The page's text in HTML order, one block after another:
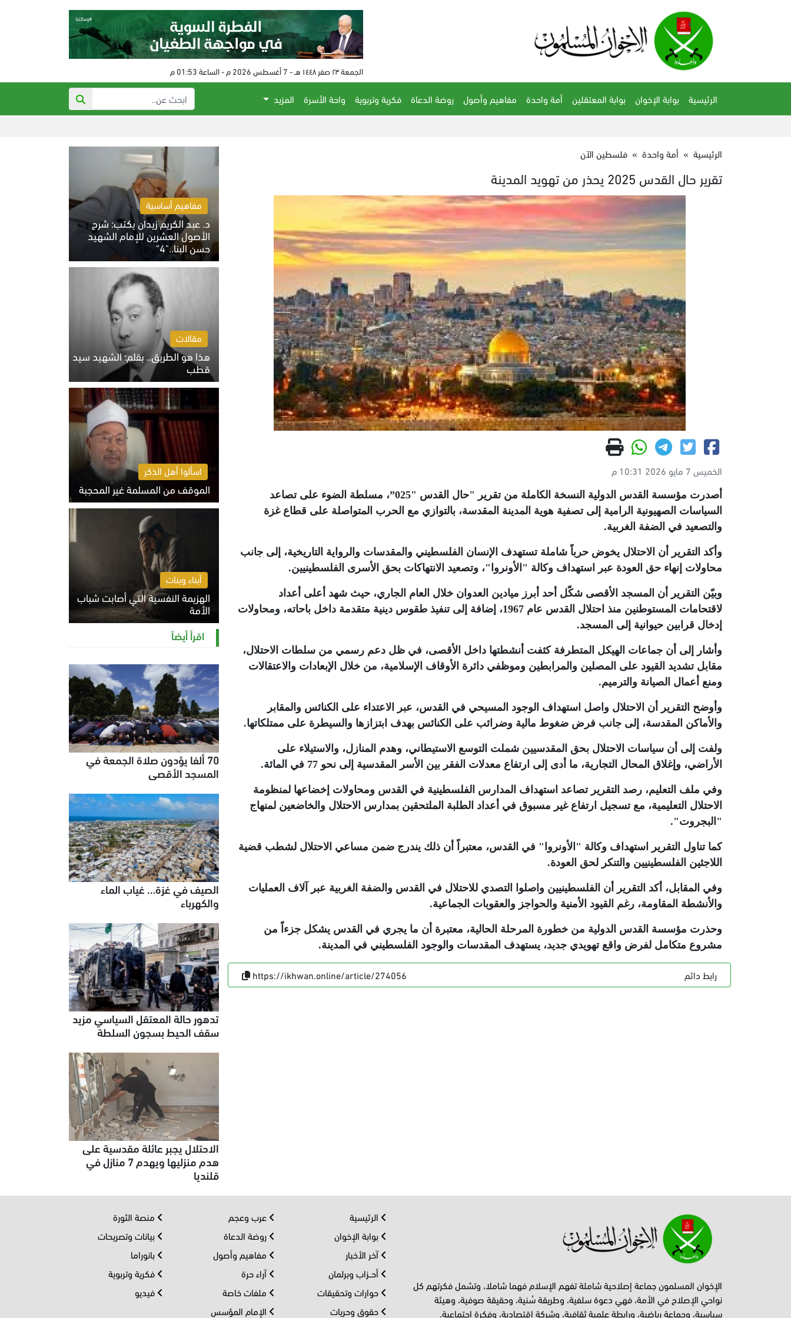
الجمعة ٢٣ صفر ١٤٤٨ هـ - 7 أغسطس 2026 م - الساعة 01:53 م
الرئيسية بوابة الإخوان بوابة المعتقلين أمة واحدة مفاهيم وأصول روضة الدعاة فكرية وتربوية واحة الأسرة
المزيد
الرئيسية » أمة واحدة » فلسطين الآن
تقرير حال القدس 2025 يحذر من تهويد المدينة
الخميس 7 مايو 2026 10:31 م
أصدرت مؤسسة القدس الدولية النسخة الكاملة من تقرير "حال القدس "025”، مسلطة الضوء على تصاعد
السياسات الصهيونية الرامية إلى تصفية هوية المدينة المقدسة، بالتوازي مع الحرب المتواصلة على قطاع غزة
والتصعيد في الضفة الغربية.
وأكد التقرير أن الاحتلال يخوض حرباً شاملة تستهدف الإنسان الفلسطيني والمقدسات والرواية التاريخية، إلى جانب
محاولات إنهاء حق العودة عبر استهداف وكالة "الأونروا"، وتصعيد الانتهاكات بحق الأسرى الفلسطينيين.
وبيّن التقرير أن المسجد الأقصى شكّل أحد أبرز ميادين العدوان خلال العام الجاري، حيث شهد أعلى أعداد
لاقتحامات المستوطنين منذ احتلال القدس عام 1967، إضافة إلى تنفيذ طقوس دينية متقدمة داخل باحاته، ومحاولات
إدخال قرابين حيوانية إلى المسجد.
وأشار إلى أن جماعات الهيكل المتطرفة كثفت أنشطتها داخل الأقصى، في ظل دعم رسمي من سلطات الاحتلال،
مقابل تشديد القيود على المصلين والمرابطين وموظفي دائرة الأوقاف الإسلامية، من خلال الإبعادات والاعتقالات
ومنع أعمال الصيانة والترميم.
وأوضح التقرير أن الاحتلال واصل استهداف الوجود المسيحي في القدس، عبر الاعتداء على الكنائس والمقابر
والأماكن المقدسة، إلى جانب فرض ضغوط مالية وضرائب على الكنائس بهدف ابتزازها والسيطرة على ممتلكاتها.
ولفت إلى أن سياسات الاحتلال بحق المقدسيين شملت التوسع الاستيطاني، وهدم المنازل، والاستيلاء على
الأراضي، وإغلاق المحال التجارية، ما أدى إلى ارتفاع معدلات الفقر بين الأسر المقدسية إلى نحو 77 في المائة
.
وفي ملف التعليم، رصد التقرير تصاعد استهداف المدارس الفلسطينية في القدس ومحاولات إخضاعها لمنظومة
الاحتلال التعليمية، مع تسجيل ارتفاع غير مسبوق في أعداد الطلبة الملتحقين بمدارس الاحتلال والخاضعين لمنهاج
"البجروت".
كما تناول التقرير استهداف وكالة "الأونروا" في القدس، معتبراً أن ذلك يندرج ضمن مساعي الاحتلال لشطب قضية
اللاجئين الفلسطينيين والتنكر لحق العودة.
وفي المقابل، أكد التقرير أن الفلسطينيين واصلوا التصدي للاحتلال في القدس والضفة الغربية عبر آلاف العمليات
والأنشطة المقاومة، رغم القيود الأمنية والحواجز والعقوبات الجماعية.
وحذرت مؤسسة القدس الدولية من خطورة المرحلة الحالية، معتبرة أن ما يجري في القدس يشكل جزءاً من
مشروع متكامل لفرض واقع تهويدي جديد، يستهدف المقدسات والوجود الفلسطيني في المدينة.
رابط دائم https://ikhwan.online/article/274056
مفاهيم أساسية
د. عبد الكريم زيدان يكتب: شرح
الأصول العشرين للإمام الشهيد
حسن البنا.."4"
الخميس 6 أغسطس 2026 10:27 ص
مقالات
هذا هو الطريق.. بقلم: الشهيد سيد
قطب
الخميس 6 أغسطس 2026 10:52 ص
اسألوا أهل الذكر
الموقف من المسلمة غير المحجبة
الخميس 6 أغسطس 2026 10:45 ص
أبناء وبنات
الهزيمة النفسية التي أصابت شباب
الأمة
الخميس 6 أغسطس 2026 11:12 ص
اقرأ أيضاً
70 ألفا يؤدون صلاة الجمعة في
المسجد الأقصى
الصيف في غزة… غياب الماء
والكهرباء
تدهور حالة المعتقل السياسي مزيد
سقف الحيط بسجون السلطة
الاحتلال يجبر عائلة مقدسية على
هدم منزليها ويهدم 7 منازل في
قلنديا
الإخوان المسلمون جماعة إصلاحية شاملة تفهم الإسلام فهما شاملا، وتشمل فكرتهم كل
نواحي الإصلاح في الأمة، فهي دعوة سلفية، وطريقة سُنية، وحقيقة صوفية، وهيئة
سياسية، وجماعة رياضية، ورابطة علمية ثقافية، وشركة اقتصادية، وفكرة اجتماعية.
الرئيسية
بوابة الإخوان
آخر الأخبار
أحــزاب وبرلمان
حوارات وتحقيقات
حقوق وحريات
عرب وعجم
روضة الدعاة
مفاهيم وأصول
آراء حرة
ملفات خاصة
الإمام المؤسس
منصة الثورة
بيانات وتصريحات
بانوراما
فكرية وتربوية
فيديو